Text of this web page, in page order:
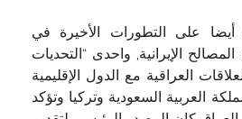
على التطورات الأخيرة في
الإيرانية, واحدى “التحديات
العراقية مع الدول الإقليمية
العربية السعودية وتركيا وتؤكد